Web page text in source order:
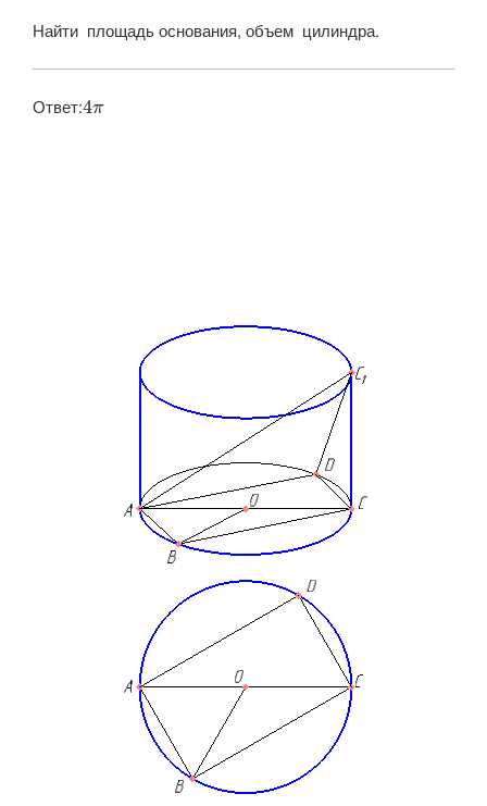
Найти площадь основания, объем цилиндра.
Ответ:​4π